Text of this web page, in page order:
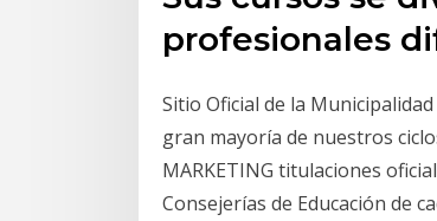
profesionales
Sitio Oficial de la
gran mayoría de nuestros
MARKETING titulaciones
Consejerías de Educación de